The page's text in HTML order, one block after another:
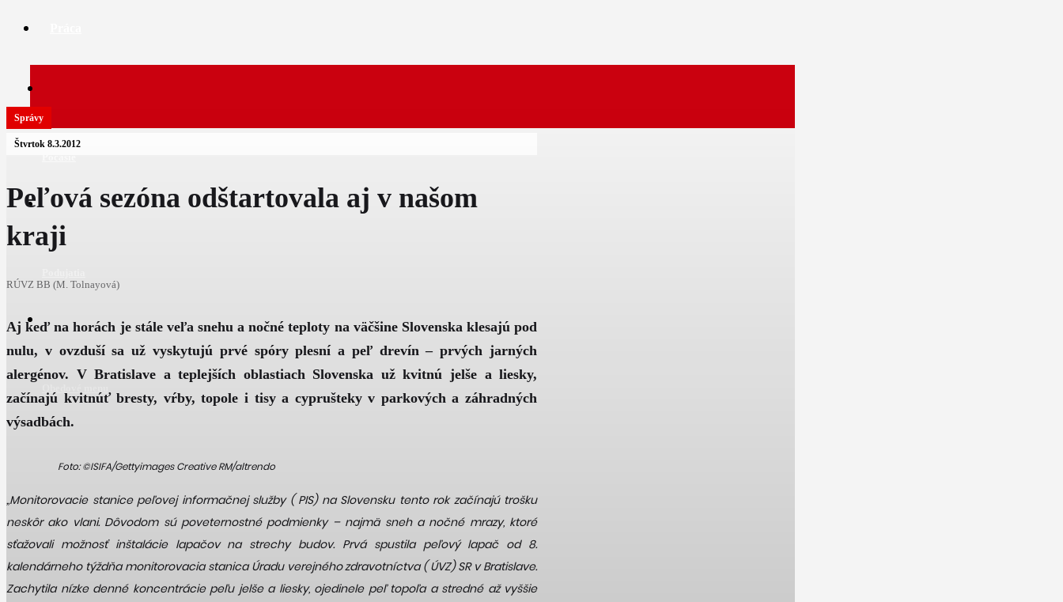
Správy
Štvrtok 8.3.2012
Peľová sezóna odštartovala aj v našom
kraji
RÚVZ BB (M. Tolnayová)
Aj keď na horách je stále veľa snehu a nočné teploty na väčšine Slovenska klesajú pod
nulu, v ovzduší sa už vyskytujú prvé spóry plesní a peľ drevín – prvých jarných
alergénov. V Bratislave a teplejších oblastiach Slovenska už kvitnú jelše a liesky,
začínajú kvitnúť bresty, vŕby, topole i tisy a cyprušteky v parkových a záhradných
výsadbách.
Foto: ©ISIFA/Gettyimages Creative RM/altrendo
„Monitorovacie stanice peľovej informačnej služby ( PIS) na Slovensku tento rok začínajú trošku
neskôr ako vlani. Dôvodom sú poveternostné podmienky – najmä sneh a nočné mrazy, ktoré
sťažovali možnosť inštalácie lapačov na strechy budov. Prvá spustila peľový lapač od 8.
kalendárneho týždňa monitorovacia stanica Úradu verejného zdravotníctva ( ÚVZ) SR v Bratislave.
Zachytila nízke denné koncentrácie peľu jelše a liesky, ojedinele peľ topoľa a stredné až vyššie